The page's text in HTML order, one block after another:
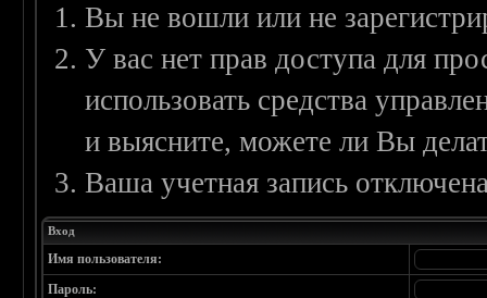
Вы не вошли или не
У вас нет прав доступа для
использовать средства
и выясните, можете ли Вы
Ваша учетная запись
Вход
Имя пользователя:
Пароль: